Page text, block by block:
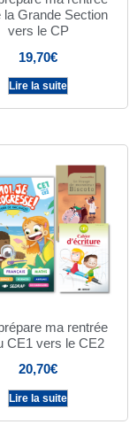
la Grande Section
vers le CP
19,70€
Lire la suite
ma rentrée
CE1 vers le CE2
20,70€
Lire la suite